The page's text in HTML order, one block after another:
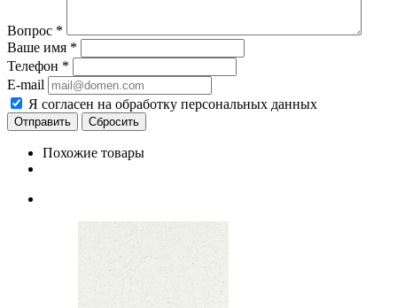
Вопрос *
Ваше имя *
Телефон *
E-mail
Я согласен на обработку персональных данных
Сбросить
Похожие товары